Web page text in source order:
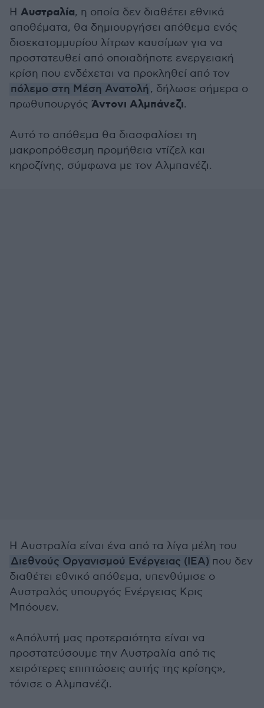
H Αυστραλία, η οποία δεν διαθέτει εθνικά
αποθέματα, θα δημιουργήσει απόθεμα ενός
δισεκατομμυρίου λίτρων καυσίμων για να
προστατευθεί από οποιαδήποτε ενεργειακή
κρίση που ενδέχεται να προκληθεί από τον
πόλεμο στη Μέση Ανατολή, δήλωσε σήμερα ο
πρωθυπουργός Άντονι Αλμπάνεζι.
Αυτό το απόθεμα θα διασφαλίσει τη
μακροπρόθεσμη προμήθεια ντίζελ και
κηροζίνης, σύμφωνα με τον Αλμπανέζι.
Η Αυστραλία είναι ένα από τα λίγα μέλη του
Διεθνούς Οργανισμού Ενέργειας (IEA) που δεν
διαθέτει εθνικό απόθεμα, υπενθύμισε ο
Αυστραλός υπουργός Ενέργειας Κρις
Μπόουεν.
«Απόλυτή μας προτεραιότητα είναι να
προστατεύσουμε την Αυστραλία από τις
χειρότερες επιπτώσεις αυτής της κρίσης»,
τόνισε ο Αλμπανέζι.